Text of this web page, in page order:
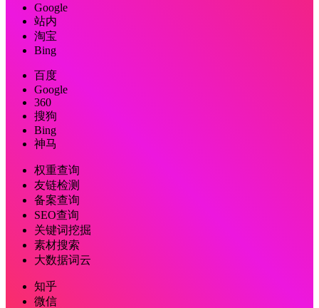
Google
站内
淘宝
Bing
百度
Google
360
搜狗
Bing
神马
权重查询
友链检测
备案查询
SEO查询
关键词挖掘
素材搜索
大数据词云
知乎
微信